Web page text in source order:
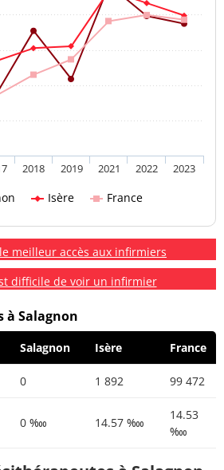
Isère France
2018 2019 2021 2022 2023
meilleur accès aux infirmiers
difficile de voir un infirmier
Salagnon
Salagnon Isère France
0 1 892 99 472
0 ‱ 14.57 ‱
14.53
‱